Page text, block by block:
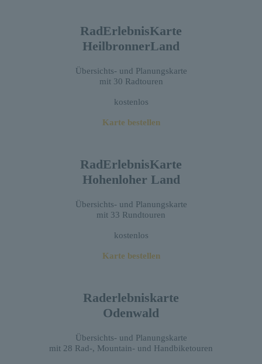
RadErlebnisKarte
HeilbronnerLand
Übersichts- und Planungskarte
mit 30 Radtouren
kostenlos
Karte bestellen
RadErlebnisKarte
Hohenloher Land
Übersichts- und Planungskarte
mit 33 Rundtouren
kostenlos
Karte bestellen
Raderlebniskarte
Odenwald
Übersichts- und Planungskarte
mit 28 Rad-, Mountain- und Handbiketouren